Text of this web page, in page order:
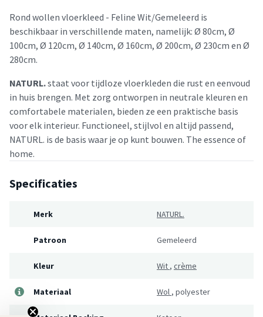
Rond wollen vloerkleed - Feline Wit/Gemeleerd is
beschikbaar in verschillende maten, namelijk: Ø 80cm, Ø
100cm, Ø 120cm, Ø 140cm, Ø 160cm, Ø 200cm, Ø 230cm en Ø
280cm.
NATURL.staat voor tijdloze vloerkleden die rust en eenvoud
in huis brengen. Met zorg ontworpen in neutrale kleuren en
comfortabele materialen, bieden ze een praktische basis
voor elk interieur. Functioneel, stijlvol en altijd passend,
NATURL. is de basis waar je op kunt bouwen. The essence of
home.
Specificaties
Merk NATURL.
Patroon Gemeleerd
Kleur Wit , crème
Materiaal Wol , polyester